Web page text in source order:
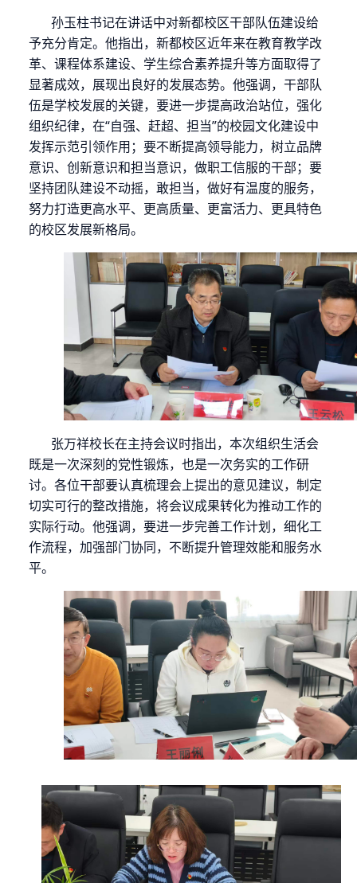
孙玉柱书记在讲话中对新都校区干部队伍建设给
予充分肯定。他指出，新都校区近年来在教育教学改
革、课程体系建设、学生综合素养提升等方面取得了
显著成效，展现出良好的发展态势。他强调，干部队
伍是学校发展的关键，要进一步提高政治站位，强化
组织纪律，在“自强、赶超、担当”的校园文化建设中
发挥示范引领作用；要不断提高领导能力，树立品牌
意识、创新意识和担当意识，做职工信服的干部；要
坚持团队建设不动摇，敢担当，做好有温度的服务，
努力打造更高水平、更高质量、更富活力、更具特色
的校区发展新格局。
张万祥校长在主持会议时指出，本次组织生活会
既是一次深刻的党性锻炼，也是一次务实的工作研
讨。各位干部要认真梳理会上提出的意见建议，制定
切实可行的整改措施，将会议成果转化为推动工作的
实际行动。他强调，要进一步完善工作计划，细化工
作流程，加强部门协同，不断提升管理效能和服务水
平。